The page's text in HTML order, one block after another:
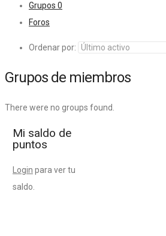
Grupos 0
Foros
Ordenar por:
Grupos de miembros
There were no groups found.
Mi saldo de
puntos
Login para ver tu
saldo.